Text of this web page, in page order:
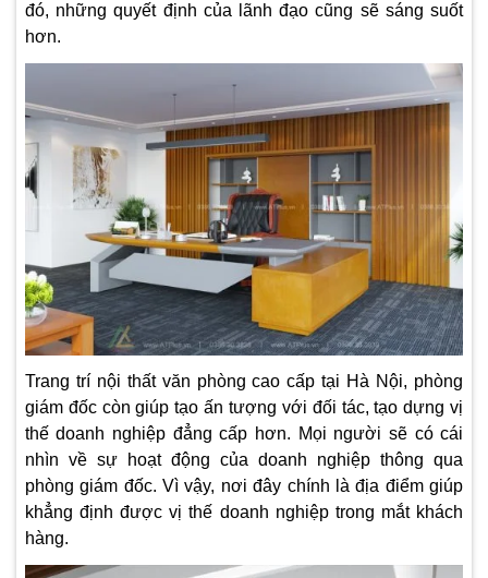
đó, những quyết định của lãnh đạo cũng sẽ sáng suốt
hơn.
Trang trí nội thất văn phòng cao cấp tại Hà Nội, phòng
giám đốc còn giúp tạo ấn tượng với đối tác, tạo dựng vị
thế doanh nghiệp đẳng cấp hơn. Mọi người sẽ có cái
nhìn về sự hoạt động của doanh nghiệp thông qua
phòng giám đốc. Vì vậy, nơi đây chính là địa điểm giúp
khẳng định được vị thế doanh nghiệp trong mắt khách
hàng.